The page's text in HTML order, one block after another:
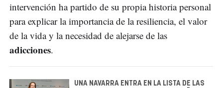
intervención ha partido de su propia historia personal
para explicar la importancia de la resiliencia, el valor
de la vida y la necesidad de alejarse de las
adicciones.
UNA NAVARRA ENTRA EN LA LISTA DE LAS